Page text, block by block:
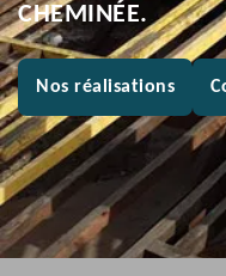
CHEMINÉE.
Nos réalisations